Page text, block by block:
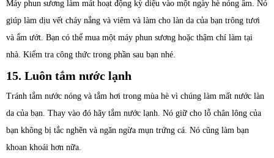
Máy phun sương làm mát hoạt động kỳ diệu vào một ngày hè nóng ẩm. Nó
giúp làm dịu vết cháy nắng và viêm và làm cho làn da của bạn trông tươi
và ẩm ướt. Bạn có thể mua một máy phun sương hoặc thậm chí làm tại
nhà. Kiểm tra công thức trong phần sau bạn nhé.
15. Luôn tắm nước lạnh
Tránh tắm nước nóng và tắm hơi trong mùa hè vì chúng làm mất nước làn
da của bạn. Thay vào đó hãy tắm nước lạnh. Nó giữ cho lỗ chân lông của
bạn không bị tắc nghẽn và ngăn ngừa mụn trứng cá. Nó cũng làm bạn
khoan khoái hơn nữa.